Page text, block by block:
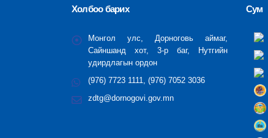
Холбоо барих
Монгол улс, Дорноговь аймаг,
Сайншанд хот, 3-р баг, Нутгийн
удирдлагын ордон
(976) 7723 1111, (976) 7052 3036
zdtg@dornogovi.gov.mn
Сум